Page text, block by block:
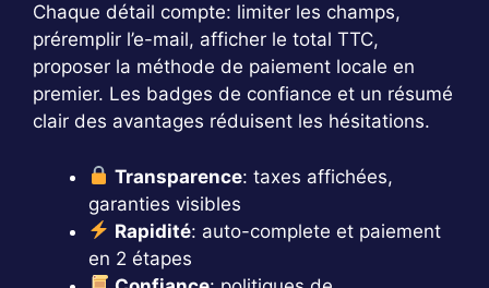
Chaque détail compte: limiter les champs,
préremplir l’e-mail, afficher le total TTC,
proposer la méthode de paiement locale en
premier. Les badges de confiance et un résumé
clair des avantages réduisent les hésitations.
Transparence: taxes affichées,
garanties visibles
Rapidité: auto-complete et paiement
en 2 étapes